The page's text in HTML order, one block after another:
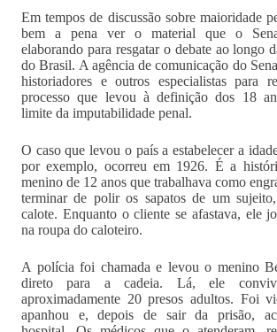
Em tempos de discussão sobre maioridade
bem a pena ver o material que o
elaborando para resgatar o debate ao longo
do Brasil. A agência de comunicação do
historiadores e outros especialistas para
processo que levou à definição dos 18
limite da imputabilidade penal.
O caso que levou o país a estabelecer a
por exemplo, ocorreu em 1926. É a
menino de 12 anos que trabalhava como
terminar de polir os sapatos de um
calote. Enquanto o cliente se afastava, ele
na roupa do caloteiro.
A polícia foi chamada e levou o menino
direto para a cadeia. Lá, ele
aproximadamente 20 presos adultos. Foi
apanhou e, depois de sair da prisão,